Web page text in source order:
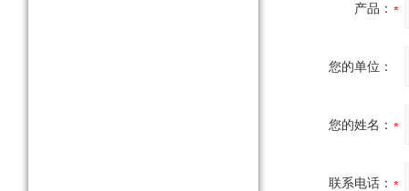
产品：
您的单位：
您的姓名：
联系电话：